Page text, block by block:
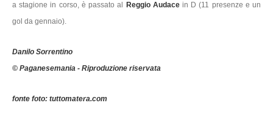
a stagione in corso, è passato al
Reggio Audacein D (11 presenze e un
gol da gennaio).
Danilo Sorrentino
© Paganesemania - Riproduzione riservata
fonte foto: tuttomatera.com